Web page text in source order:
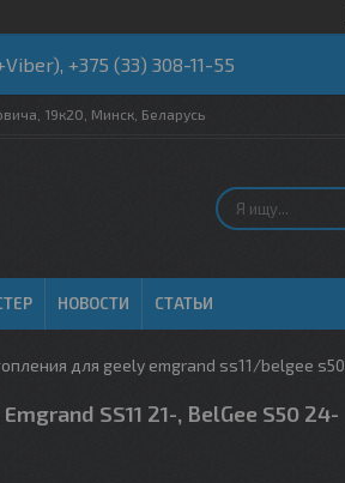
+375 (33) 308-11-55
19к20, Минск, Беларусь
НОВОСТИ СТАТЬИ
для geely emgrand ss11/belgee s50
SS11 21-, BelGee S50 24-